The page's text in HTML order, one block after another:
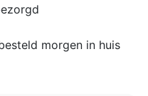
morgen in huis